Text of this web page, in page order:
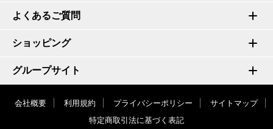
よくあるご質問
ショッピング
グループサイト
会社概要 利用規約 プライバシーポリシー
サイトマップ
特定商取引法に基づく表記